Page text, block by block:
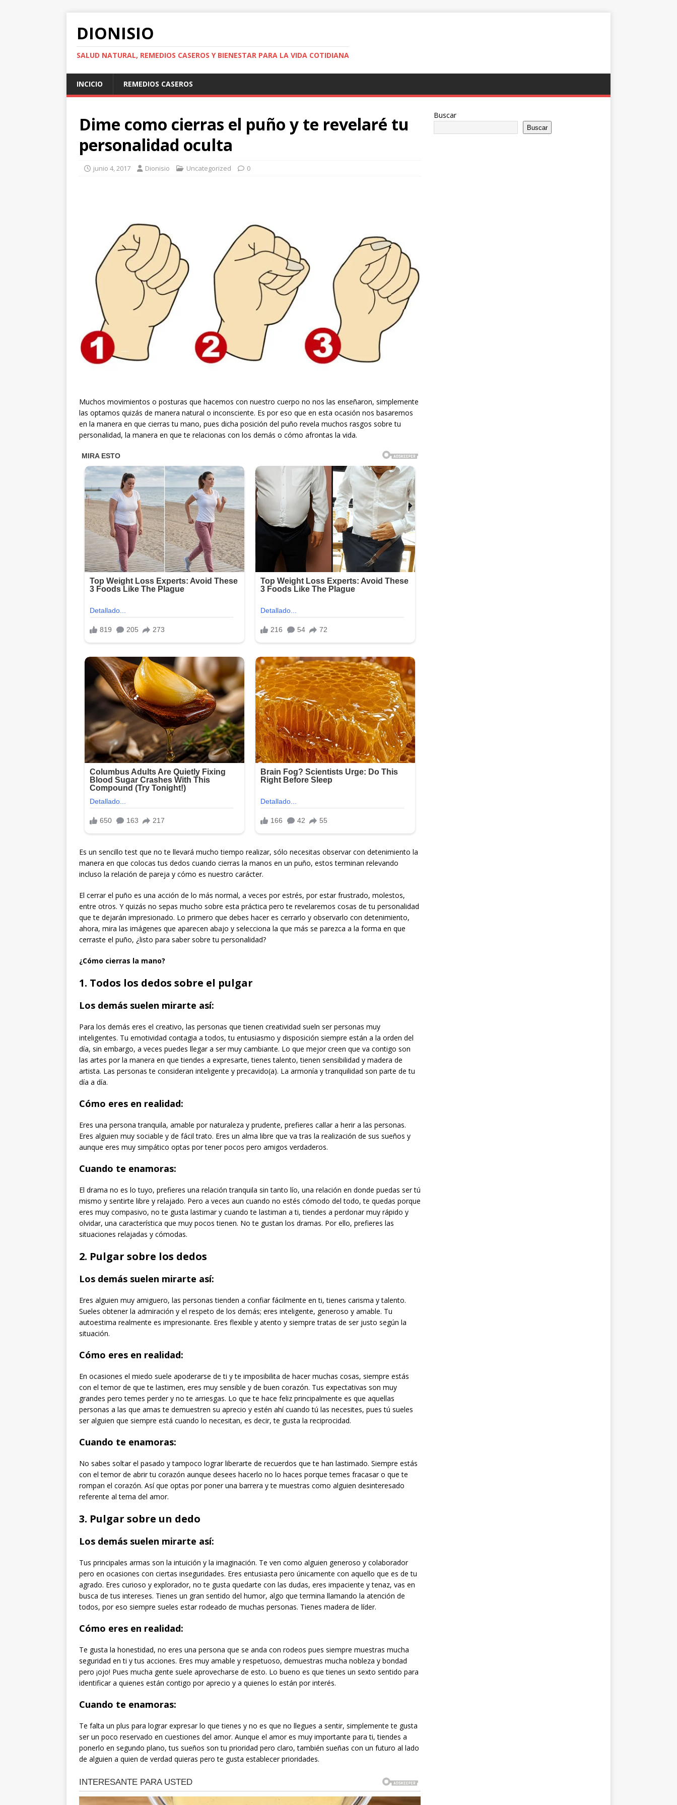
DIONISIO
SALUD NATURAL, REMEDIOS CASEROS Y BIENESTAR PARA LA VIDA COTIDIANA
INCICIO REMEDIOS CASEROS
Dime como cierras el puño y te revelaré tu
personalidad oculta
junio 4, 2017 Dionisio Uncategorized 0
Muchos movimientos o posturas que hacemos con nuestro cuerpo no nos las enseñaron, simplemente
las optamos quizás de manera natural o inconsciente. Es por eso que en esta ocasión nos basaremos
en la manera en que cierras tu mano, pues dicha posición del puño revela muchos rasgos sobre tu
personalidad, la manera en que te relacionas con los demás o cómo afrontas la vida.
Es un sencillo test que no te llevará mucho tiempo realizar, sólo necesitas observar con detenimiento la
manera en que colocas tus dedos cuando cierras la manos en un puño, estos terminan relevando
incluso la relación de pareja y cómo es nuestro carácter.
El cerrar el puño es una acción de lo más normal, a veces por estrés, por estar frustrado, molestos,
entre otros. Y quizás no sepas mucho sobre esta práctica pero te revelaremos cosas de tu personalidad
que te dejarán impresionado. Lo primero que debes hacer es cerrarlo y observarlo con detenimiento,
ahora, mira las imágenes que aparecen abajo y selecciona la que más se parezca a la forma en que
cerraste el puño, ¿listo para saber sobre tu personalidad?
¿Cómo cierras la mano?
1. Todos los dedos sobre el pulgar
Los demás suelen mirarte así:
Para los demás eres el creativo, las personas que tienen creatividad sueln ser personas muy
inteligentes. Tu emotividad contagia a todos, tu entusiasmo y disposición siempre están a la orden del
día, sin embargo, a veces puedes llegar a ser muy cambiante. Lo que mejor creen que va contigo son
las artes por la manera en que tiendes a expresarte, tienes talento, tienen sensibilidad y madera de
artista. Las personas te consideran inteligente y precavido(a). La armonía y tranquilidad son parte de tu
día a día.
Cómo eres en realidad:
Eres una persona tranquila, amable por naturaleza y prudente, prefieres callar a herir a las personas.
Eres alguien muy sociable y de fácil trato. Eres un alma libre que va tras la realización de sus sueños y
aunque eres muy simpático optas por tener pocos pero amigos verdaderos.
Cuando te enamoras:
El drama no es lo tuyo, prefieres una relación tranquila sin tanto lío, una relación en donde puedas ser tú
mismo y sentirte libre y relajado. Pero a veces aun cuando no estés cómodo del todo, te quedas porque
eres muy compasivo, no te gusta lastimar y cuando te lastiman a ti, tiendes a perdonar muy rápido y
olvidar, una característica que muy pocos tienen. No te gustan los dramas. Por ello, prefieres las
situaciones relajadas y cómodas.
2. Pulgar sobre los dedos
Los demás suelen mirarte así:
Eres alguien muy amiguero, las personas tienden a confiar fácilmente en ti, tienes carisma y talento.
Sueles obtener la admiración y el respeto de los demás; eres inteligente, generoso y amable. Tu
autoestima realmente es impresionante. Eres flexible y atento y siempre tratas de ser justo según la
situación.
Cómo eres en realidad:
En ocasiones el miedo suele apoderarse de ti y te imposibilita de hacer muchas cosas, siempre estás
con el temor de que te lastimen, eres muy sensible y de buen corazón. Tus expectativas son muy
grandes pero temes perder y no te arriesgas. Lo que te hace feliz principalmente es que aquellas
personas a las que amas te demuestren su aprecio y estén ahí cuando tú las necesites, pues tú sueles
ser alguien que siempre está cuando lo necesitan, es decir, te gusta la reciprocidad.
Cuando te enamoras:
No sabes soltar el pasado y tampoco lograr liberarte de recuerdos que te han lastimado. Siempre estás
con el temor de abrir tu corazón aunque desees hacerlo no lo haces porque temes fracasar o que te
rompan el corazón. Así que optas por poner una barrera y te muestras como alguien desinteresado
referente al tema del amor.
3. Pulgar sobre un dedo
Los demás suelen mirarte así:
Tus principales armas son la intuición y la imaginación. Te ven como alguien generoso y colaborador
pero en ocasiones con ciertas inseguridades. Eres entusiasta pero únicamente con aquello que es de tu
agrado. Eres curioso y explorador, no te gusta quedarte con las dudas, eres impaciente y tenaz, vas en
busca de tus intereses. Tienes un gran sentido del humor, algo que termina llamando la atención de
todos, por eso siempre sueles estar rodeado de muchas personas. Tienes madera de líder.
Cómo eres en realidad:
Te gusta la honestidad, no eres una persona que se anda con rodeos pues siempre muestras mucha
seguridad en ti y tus acciones. Eres muy amable y respetuoso, demuestras mucha nobleza y bondad
pero ¡ojo! Pues mucha gente suele aprovecharse de esto. Lo bueno es que tienes un sexto sentido para
identificar a quienes están contigo por aprecio y a quienes lo están por interés.
Cuando te enamoras:
Te falta un plus para lograr expresar lo que tienes y no es que no llegues a sentir, simplemente te gusta
ser un poco reservado en cuestiones del amor. Aunque el amor es muy importante para ti, tiendes a
ponerlo en segundo plano, tus sueños son tu prioridad pero claro, también sueñas con un futuro al lado
de alguien a quien de verdad quieras pero te gusta establecer prioridades.
Buscar
Buscar